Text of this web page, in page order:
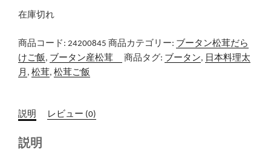
在庫切れ
商品コード: 24200845 商品カテゴリー: ブータン松茸だら
けご飯 , ブータン産松茸 商品タグ: ブータン, 日本料理太
月 , 松茸, 松茸ご飯
説明 レビュー (0)
説明